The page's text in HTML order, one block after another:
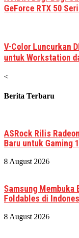
GeForce RTX 50
V-Color Luncurkan
untuk Workstation
<
Berita Terbaru
ASRock Rilis
Baru untuk Gaming
8 August 2026
Samsung Membuka
Foldables di
8 August 2026